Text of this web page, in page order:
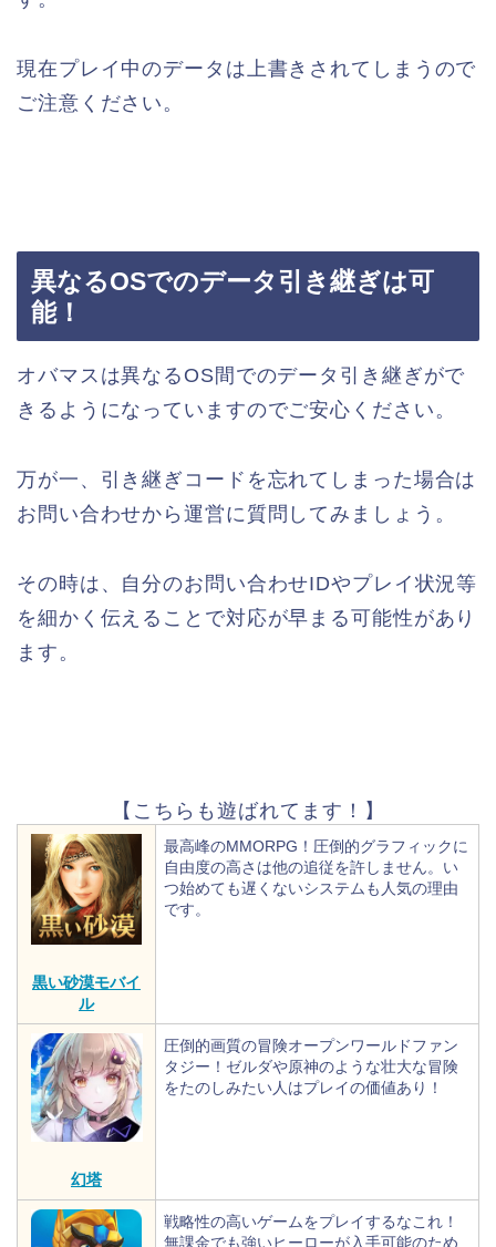
現在プレイ中のデータは上書きされてしまうので
ご注意ください。
異なるOSでのデータ引き継ぎは可
能！
オバマスは異なるOS間でのデータ引き継ぎがで
きるようになっていますのでご安心ください。
万が一、引き継ぎコードを忘れてしまった場合は
お問い合わせから運営に質問してみましょう。
その時は、自分のお問い合わせIDやプレイ状況等
を細かく伝えることで対応が早まる可能性があり
ます。
【こちらも遊ばれてます！】
黒い砂漠モバイ
ル
最高峰のMMORPG！圧倒的グラフィックに
自由度の高さは他の追従を許しません。い
つ始めても遅くないシステムも人気の理由
です。
幻塔
圧倒的画質の冒険オープンワールドファン
タジー！ゼルダや原神のような壮大な冒険
をたのしみたい人はプレイの価値あり！
戦略性の高いゲームをプレイするなこれ！
無課金でも強いヒーローが入手可能のため